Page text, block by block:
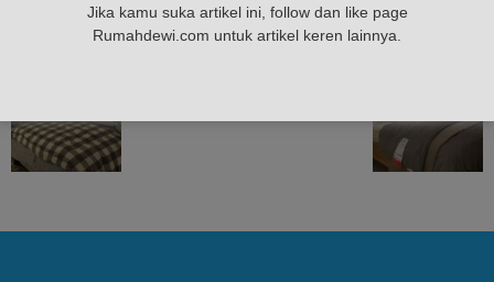
Jika kamu suka artikel ini, follow dan like page
Rumahdewi.com untuk artikel keren lainnya.